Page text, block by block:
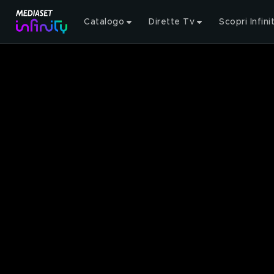
Catalogo Dirette Tv Scopri